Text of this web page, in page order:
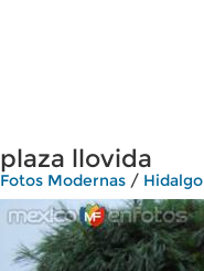
plaza llovida
Fotos Modernas / Hidalgo